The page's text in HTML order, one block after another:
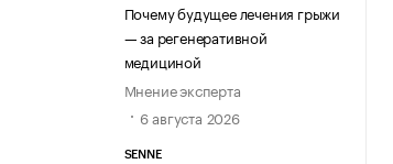
Почему будущее лечения грыжи
— за регенеративной
медициной
Мнение эксперта
6 августа 2026
SENNE